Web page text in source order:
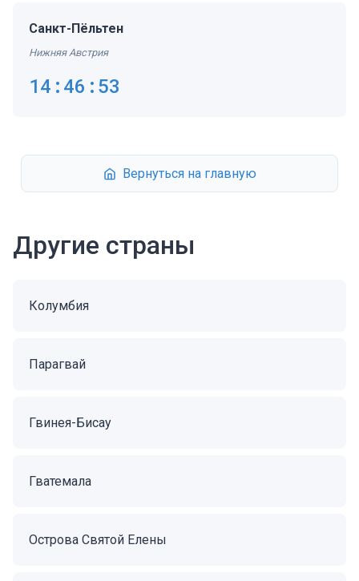
Санкт-Пёльтен
Нижняя Австрия
14:46:53
Вернуться на главную
Другие страны
Колумбия
Парагвай
Гвинея-Бисау
Гватемала
Острова Святой Елены